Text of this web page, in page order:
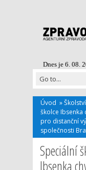
Dnes je 6. 08.
Úvod »Školství
školce Ibsenka
pro distanční
společnosti
Speciální
Ibsenka